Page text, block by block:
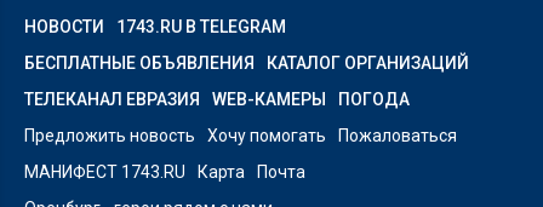
НОВОСТИ
1743.RU В TELEGRAM
БЕСПЛАТНЫЕ ОБЪЯВЛЕНИЯ
КАТАЛОГ ОРГАНИЗАЦИЙ
ТЕЛЕКАНАЛ ЕВРАЗИЯ
WEB-КАМЕРЫ
ПОГОДА
Предложить новость
Хочу помогать
Пожаловаться
МАНИФЕСТ 1743.RU
Карта
Почта